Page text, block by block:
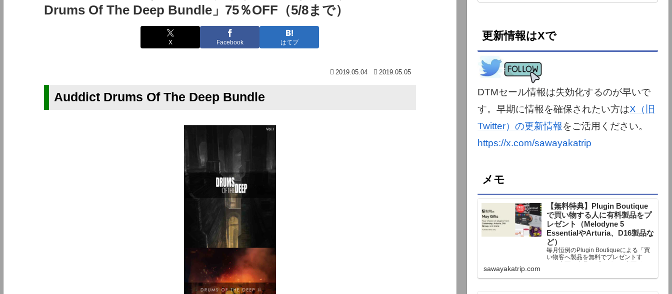
Drums Of The Deep Bundle」75％OFF（5/8まで）
X Facebook はてブ
2019.05.04 2019.05.05
Auddict Drums Of The Deep Bundle
更新情報はXで
DTMセール情報は失効化するのが早いで
す。早期に情報を確保されたい方はX（旧
Twitter）の更新情報をご活用ください。
https://x.com/sawayakatrip
メモ
【無料特典】Plugin Boutique
で買い物する人に有料製品をプ
レゼント（Melodyne 5
EssentialやArturia、D16製品な
ど）
毎月恒例のPlugin Boutiqueによる「買
い物客へ製品を無料でプレゼントす
る」企画。今月もプレゼント企画が用
定額以上のお金を出して何かを購入す
sawayakatrip.com